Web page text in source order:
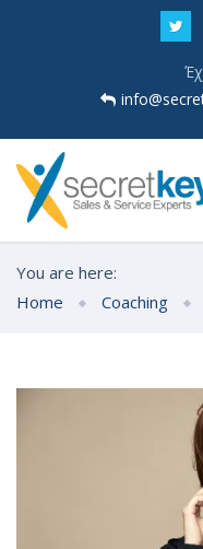
You are here:
Home
Coaching